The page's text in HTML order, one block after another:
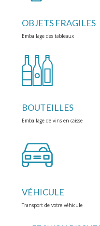
OBJETS FRAGILES
Emballage des tableaux
BOUTEILLES
Emballage de vins en caisse
VÉHICULE
Transport de votre véhicule